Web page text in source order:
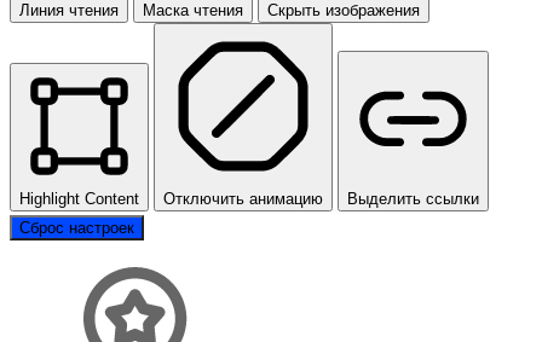
Линия чтения Маска чтения Скрыть изображения
Highlight Content Отключить анимацию
Выделить ссылки
Сброс настроек